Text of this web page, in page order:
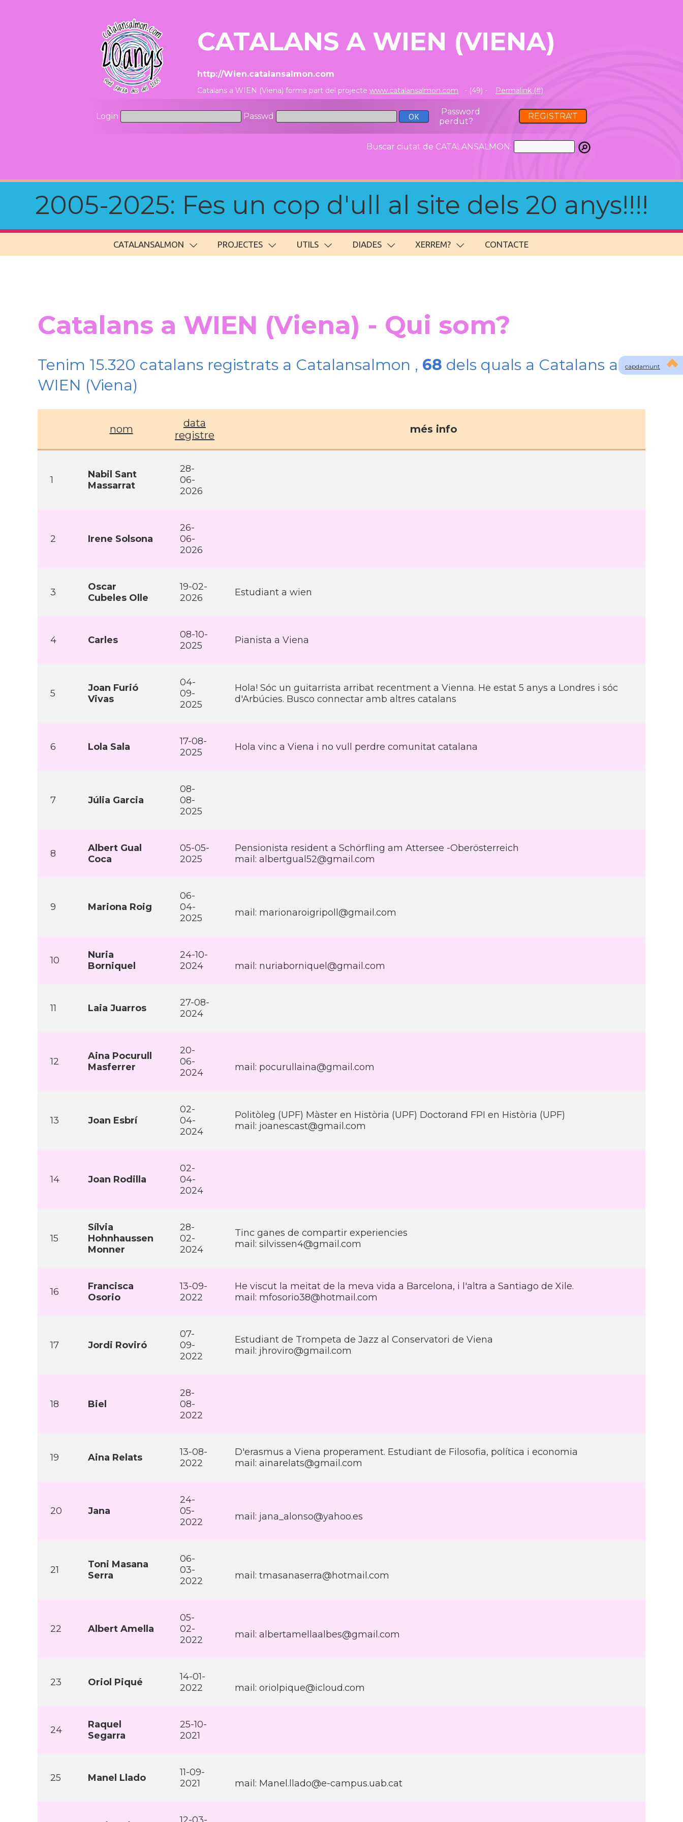
CATALANS A WIEN (VIENA)
http://Wien.catalansalmon.com
Catalans a WIEN (Viena) forma part del projecte www.catalansalmon.com - (49) - Permalink (#)
Login Passwd
Password
perdut?
REGISTRA'T
Buscar ciutat de CATALANSALMON:
2005-2025: Fes un cop d'ull al site dels 20 anys!!!!
CATALANSALMON PROJECTES UTILS DIADES XERREM? CONTACTE
capdamunt
Catalans a WIEN (Viena) - Qui som?
Tenim 15.320 catalans registrats a Catalansalmon , 68 dels quals a Catalans a
WIEN (Viena)
nom
data
registre
més info
1
Nabil Sant
Massarrat
28-
06-
2026
2 Irene Solsona
26-
06-
2026
3
Oscar
Cubeles Olle
19-02-
2026
Estudiant a wien
4 Carles
08-10-
2025
Pianista a Viena
5
Joan Furió
Vivas
04-
09-
2025
Hola! Sóc un guitarrista arribat recentment a Vienna. He estat 5 anys a Londres i sóc
d'Arbúcies. Busco connectar amb altres catalans
6 Lola Sala
17-08-
2025
Hola vinc a Viena i no vull perdre comunitat catalana
7 Júlia Garcia
08-
08-
2025
8
Albert Gual
Coca
05-05-
2025
Pensionista resident a Schörfling am Attersee -Oberösterreich
mail: albertgual52@gmail.com
9 Mariona Roig
06-
04-
2025
mail: marionaroigripoll@gmail.com
10
Nuria
Borniquel
24-10-
2024
mail: nuriaborniquel@gmail.com
11 Laia Juarros
27-08-
2024
12
Aina Pocurull
Masferrer
20-
06-
2024
mail: pocurullaina@gmail.com
13 Joan Esbrí­
02-
04-
2024
Politòleg (UPF) Màster en Història (UPF) Doctorand FPI en Història (UPF)
mail: joanescast@gmail.com
14 Joan Rodilla
02-
04-
2024
15
Sí­lvia
Hohnhaussen
Monner
28-
02-
2024
Tinc ganes de compartir experiencies
mail: silvissen4@gmail.com
16
Francisca
Osorio
13-09-
2022
He viscut la meitat de la meva vida a Barcelona, i l'altra a Santiago de Xile.
mail: mfosorio38@hotmail.com
17 Jordi Roviró
07-
09-
2022
Estudiant de Trompeta de Jazz al Conservatori de Viena
mail: jhroviro@gmail.com
18 Biel
28-
08-
2022
19 Aina Relats
13-08-
2022
D'erasmus a Viena properament. Estudiant de Filosofia, polí­tica i economia
mail: ainarelats@gmail.com
20 Jana
24-
05-
2022
mail: jana_alonso@yahoo.es
21
Toni Masana
Serra
06-
03-
2022
mail: tmasanaserra@hotmail.com
22 Albert Amella
05-
02-
2022
mail: albertamellaalbes@gmail.com
23 Oriol Piqué
14-01-
2022
mail: oriolpique@icloud.com
24
Raquel
Segarra
25-10-
2021
25 Manel Llado
11-09-
2021
mail: Manel.llado@e-campus.uab.cat